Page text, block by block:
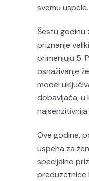
svemu uspele.
Šestu godinu
priznanje
primenjuju 5.
osnaživanje
model
dobavljača, u
Ove godine,
uspeha za
specijalno
preduzetnice